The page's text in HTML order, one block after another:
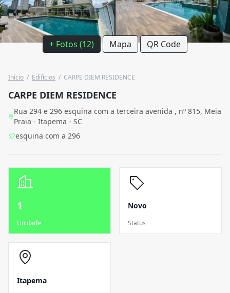
+ Fotos (12) Mapa QR Code
Início / Edifícios / CARPE DIEM RESIDENCE
CARPE DIEM RESIDENCE
Rua 294 e 296 esquina com a terceira avenida , nº 815, Meia
Praia - Itapema - SC
esquina com a 296
1
Unidade
Novo
Status
Itapema